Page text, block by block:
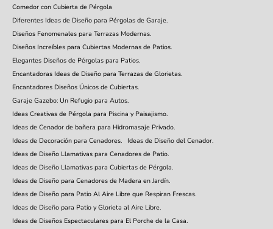
Comedor con Cubierta de Pérgola
Diferentes Ideas de Diseño para Pérgolas de Garaje.
Diseños Fenomenales para Terrazas Modernas.
Diseños Increíbles para Cubiertas Modernas de Patios.
Elegantes Diseños de Pérgolas para Patios.
Encantadoras Ideas de Diseño para Terrazas de Glorietas.
Encantadores Diseños Únicos de Cubiertas.
Garaje Gazebo: Un Refugio para Autos.
Ideas Creativas de Pérgola para Piscina y Paisajismo.
Ideas de Cenador de bañera para Hidromasaje Privado.
Ideas de Decoración para Cenadores.
Ideas de Diseño del Cenador.
Ideas de Diseño Llamativas para Cenadores de Patio.
Ideas de Diseño Llamativas para Cubiertas de Pérgola.
Ideas de Diseño para Cenadores de Madera en Jardín.
Ideas de Diseño para Patio Al Aire Libre que Respiran Frescas.
Ideas de Diseño para Patio y Glorieta al Aire Libre.
Ideas de Diseños Espectaculares para El Porche de la Casa.